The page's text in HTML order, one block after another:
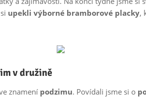
upekli výborné bramborové placky,
v družině
znamení podzimu. Povídali jsme si o